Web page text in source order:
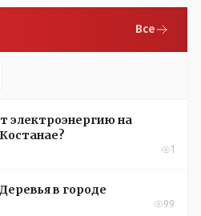
Все
электроэнергию на
1
в городе
99